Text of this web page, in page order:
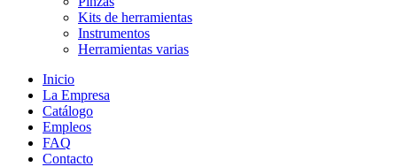
Kits de herramientas
Instrumentos
Herramientas varias
Inicio
La Empresa
Catálogo
Empleos
FAQ
Contacto